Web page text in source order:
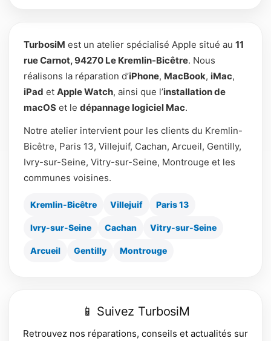
TurbosiM est un atelier spécialisé Apple situé au 11
rue Carnot, 94270 Le Kremlin-Bicêtre. Nous
réalisons la réparation d’iPhone, MacBook, iMac,
iPad et Apple Watch, ainsi que l’installation de
macOS et le dépannage logiciel Mac.
Notre atelier intervient pour les clients du Kremlin-
Bicêtre, Paris 13, Villejuif, Cachan, Arcueil, Gentilly,
Ivry-sur-Seine, Vitry-sur-Seine, Montrouge et les
communes voisines.
Kremlin-Bicêtre Villejuif Paris 13
Ivry-sur-Seine Cachan Vitry-sur-Seine
Arcueil Gentilly Montrouge
📱 Suivez TurbosiM
Retrouvez nos réparations, conseils et actualités sur